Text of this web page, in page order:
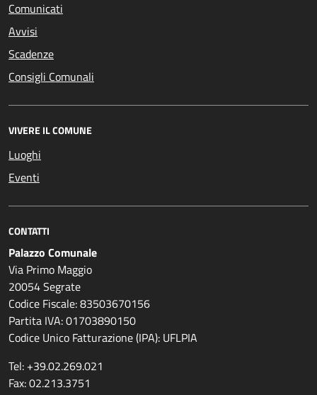
Comunicati
Avvisi
Scadenze
Consigli Comunali
VIVERE IL COMUNE
Luoghi
Eventi
CONTATTI
Palazzo Comunale
Via Primo Maggio
20054 Segrate
Codice Fiscale: 83503670156
Partita IVA: 01703890150
Codice Unico Fatturazione (IPA): UFLPIA
Tel: +39.02.269.021
Fax: 02.213.3751